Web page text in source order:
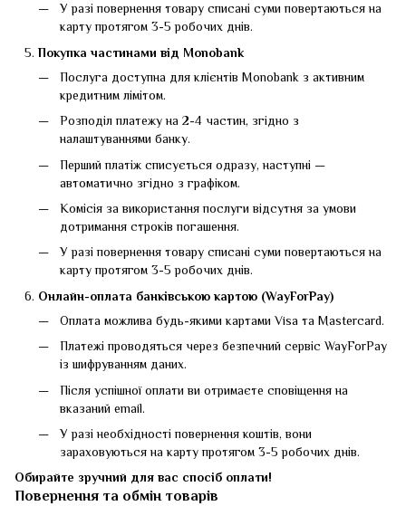
У разі повернення товару списані суми повертаються на
карту протягом 3-5 робочих днів.
Покупка частинами від Monobank
Послуга доступна для клієнтів Monobank з активним
кредитним лімітом.
Розподіл платежу на 2-4 частин, згідно з
налаштуваннями банку.
Перший платіж списується одразу, наступні —
автоматично згідно з графіком.
Комісія за використання послуги відсутня за умови
дотримання строків погашення.
У разі повернення товару списані суми повертаються на
карту протягом 3-5 робочих днів.
Онлайн-оплата банківською картою (WayForPay)
Оплата можлива будь-якими картами Visa та Mastercard.
Платежі проводяться через безпечний сервіс WayForPay
із шифруванням даних.
Після успішної оплати ви отримаєте сповіщення на
вказаний email.
У разі необхідності повернення коштів, вони
зараховуються на карту протягом 3-5 робочих днів.
Обирайте зручний для вас спосіб оплати!
Повернення та обмін товарів